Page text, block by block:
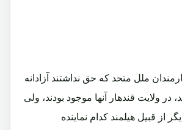
ملل متحد که حق نداشتند آزادانه
در ولایت قندهار آنها موجود بودند، ولی
از قبیل هیلمند کدام نماینده